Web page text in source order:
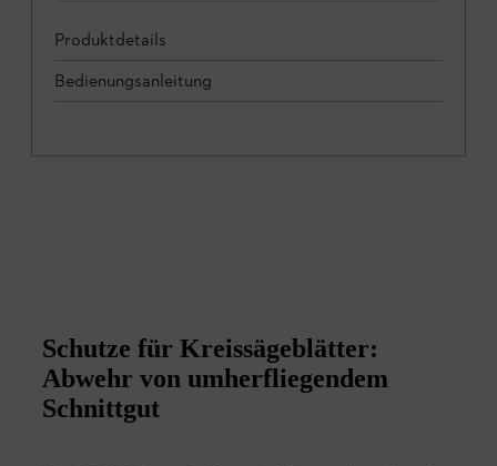
Produktdetails
Bedienungsanleitung
Schutze für Kreissägeblätter:
Abwehr von umherfliegendem
Schnittgut